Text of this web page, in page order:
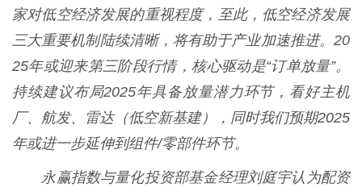
家对低空经济发展的重视程度，至此，低空经济发展
三大重要机制陆续清晰，将有助于产业加速推进。20
25年或迎来第三阶段行情，核心驱动是“订单放量”。
持续建议布局2025年具备放量潜力环节，看好主机
厂、航发、雷达（低空新基建），同时我们预期2025
年或进一步延伸到组件/零部件环节。
永赢指数与量化投资部基金经理刘庭宇认为配资